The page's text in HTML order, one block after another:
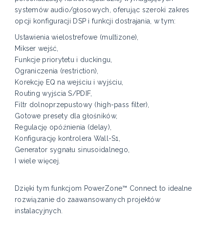
systemów audio/głosowych, oferując szeroki zakres
opcji konfiguracji DSP i funkcji dostrajania, w tym:
Ustawienia wielostrefowe (multizone),
Mikser wejść,
Funkcje priorytetu i duckingu,
Ograniczenia (restriction),
Korekcję EQ na wejściu i wyjściu,
Routing wyjścia S/PDIF,
Filtr dolnoprzepustowy (high-pass filter),
Gotowe presety dla głośników,
Regulację opóźnienia (delay),
Konfigurację kontrolera Wall-S1,
Generator sygnału sinusoidalnego,
I wiele więcej.
Dzięki tym funkcjom PowerZone™ Connect to idealne
rozwiązanie do zaawansowanych projektów
instalacyjnych.